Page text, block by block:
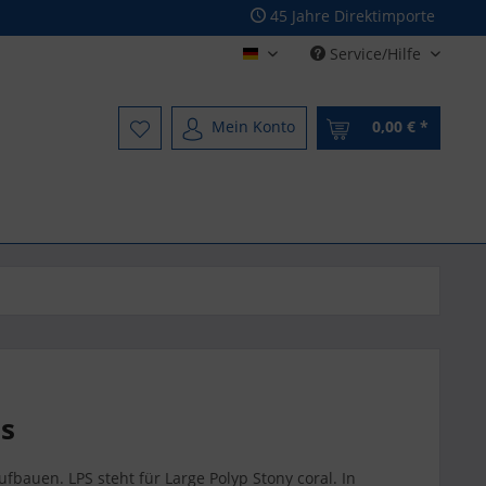
45 Jahre Direktimporte
Deutsch - German
Service/Hilfe
Mein Konto 0,00 € *
LPS steht für Large Polyp Stony coral. In